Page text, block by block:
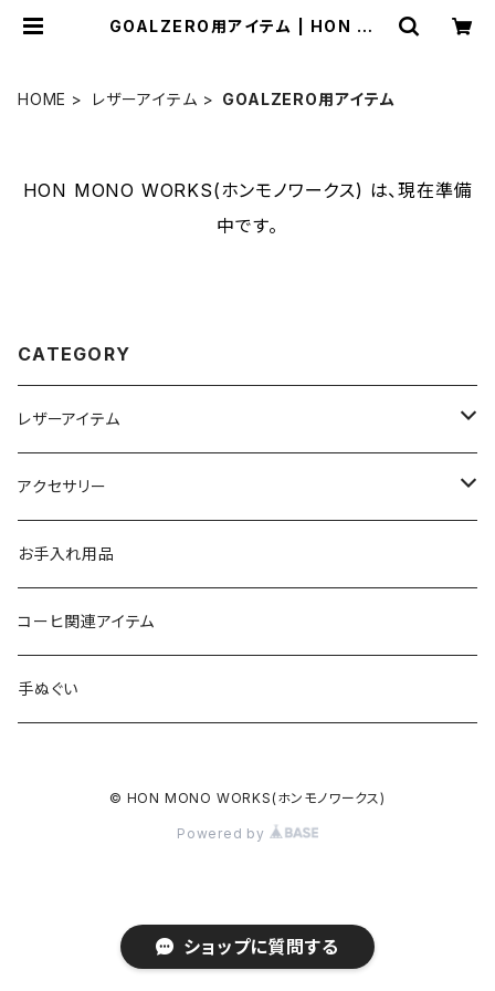
GOALZERO用アイテム | HON MO
HOME レザーアイテム GOALZERO用アイテム
HON MONO WORKS(ホンモノワークス) は、現在準備
中です。
CATEGORY
レザーアイテム
4w1hホットサンドソロ用レザーケース
GOALZERO用アイテム
ガス缶カバー
トーチ・ライター用カバー
アクセサリー
カラビナ
お手入れ用品
コーヒ関連アイテム
手ぬぐい
© HON MONO WORKS(ホンモノワークス)
Powered by
ショップに質問する